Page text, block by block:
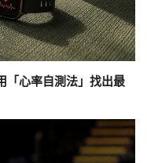
「心率自測法」找出最